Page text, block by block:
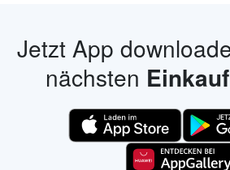
Jetzt App
nächsten